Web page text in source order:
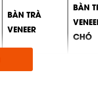
BÀN TRÀ
VENEER
BÀN
CHÓ